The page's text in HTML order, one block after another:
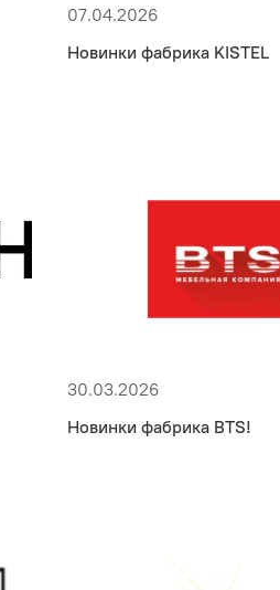
07.04.2026
Новинки фабрика KISTEL
30.03.2026
Новинки фабрика BTS!